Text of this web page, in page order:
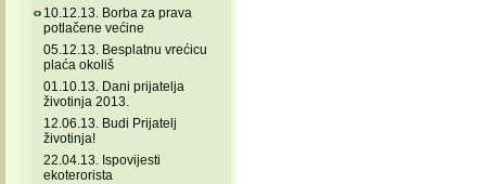
10.12.13. Borba za prava
potlačene većine
05.12.13. Besplatnu vrećicu
plaća okoliš
01.10.13. Dani prijatelja
životinja 2013.
12.06.13. Budi Prijatelj
životinja!
22.04.13. Ispovijesti
ekoterorista